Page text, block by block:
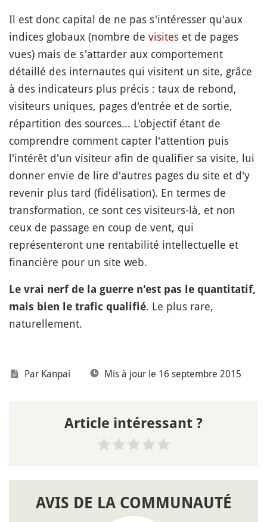
Il est donc capital de ne pas s'intéresser qu'aux
indices globaux (nombre de visites et de pages
vues) mais de s'attarder aux comportement
détaillé des internautes qui visitent un site, grâce
à des indicateurs plus précis : taux de rebond,
visiteurs uniques, pages d'entrée et de sortie,
répartition des sources... L'objectif étant de
comprendre comment capter l'attention puis
l'intérêt d'un visiteur afin de qualifier sa visite, lui
donner envie de lire d'autres pages du site et d'y
revenir plus tard (fidélisation). En termes de
transformation, ce sont ces visiteurs-là, et non
ceux de passage en coup de vent, qui
représenteront une rentabilité intellectuelle et
financière pour un site web.
Le vrai nerf de la guerre n'est pas le quantitatif,
mais bien le trafic qualifié. Le plus rare,
naturellement.
Par Kanpai Mis à jour le 16 septembre 2015
Article intéressant ?
AVIS DE LA COMMUNAUTÉ